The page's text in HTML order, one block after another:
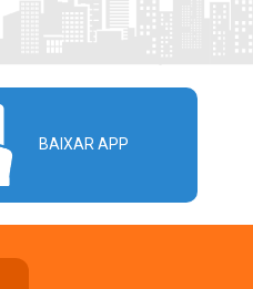
BAIXAR APP